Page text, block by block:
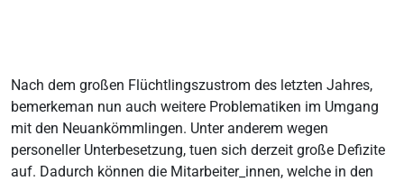
Nach dem großen Flüchtlingszustrom des letzten Jahres,
bemerkeman nun auch weitere Problematiken im Umgang
mit den Neuankömmlingen. Unter anderem wegen
personeller Unterbesetzung, tuen sich derzeit große Defizite
auf. Dadurch können die Mitarbeiter_innen, welche in den